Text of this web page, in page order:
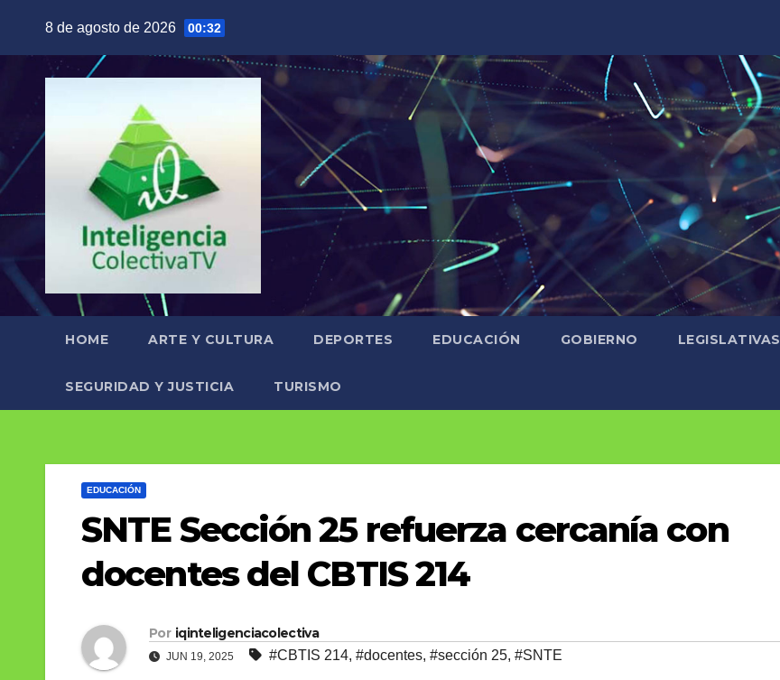
contenido
8 de agosto de 2026 00:32
HOME ARTE Y CULTURA DEPORTES EDUCACIÓN GOBIERNO LEGISLATIVAS
SEGURIDAD Y JUSTICIA TURISMO
EDUCACIÓN
SNTE Sección 25 refuerza cercanía con
docentes del CBTIS 214
Por iqinteligenciacolectiva
JUN 19, 2025 #CBTIS 214, #docentes, #sección 25, #SNTE